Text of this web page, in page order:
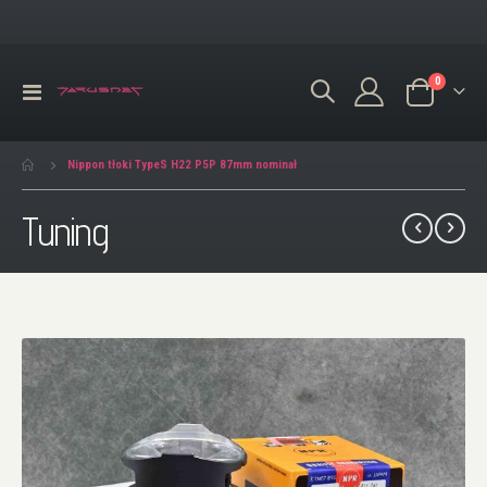
Przełącznik
Koszyk
0produkty/
Nippon tłoki TypeS H22 P5P 87mm nominał
Tuning
Przejdź
na
koniec
galerii